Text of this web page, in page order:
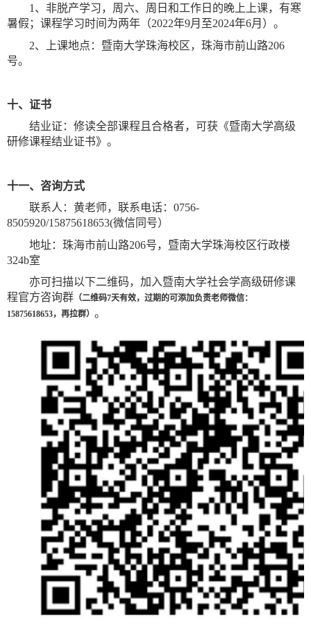
1 、非脱产学习，周六、周日和工作日的晚上上课，有寒
暑假；课程学习时间为两年（2022年9月至2024年6月）。
2、上课地点：暨南大学珠海校区，珠海市前山路206
号。
十、证书
结业证：修读全部课程且合格者，可获《暨南大学高级
研修课程结业证书》。
十一、咨询方式
联系人：黄老师，联系电话： 0756-
8505920/15875618653(微信同号）
地址：珠海市前山路206号，暨南大学珠海校区行政楼
324b室
亦可扫描以下二维码，加入暨南大学社会学高级研修课
程官方咨询群 （二维码7天有效，过期的可添加负责老师微信：
15875618653，再拉群） 。